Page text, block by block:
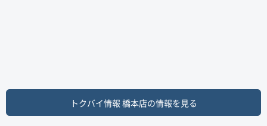
トクバイ情報 橋本店の情報を見る